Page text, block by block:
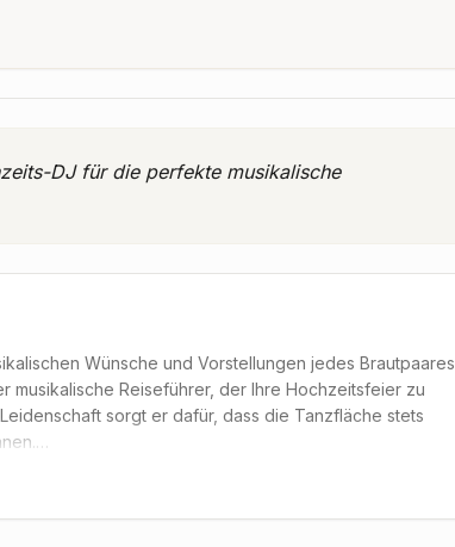
DJ für die perfekte musikalische
Wünsche und Vorstellungen jedes Brautpaares
musikalische Reiseführer, der Ihre Hochzeitsfeier zu
sorgt er dafür, dass die Tanzfläche stets
Beats für die späte Stunde oder Ihr ganz